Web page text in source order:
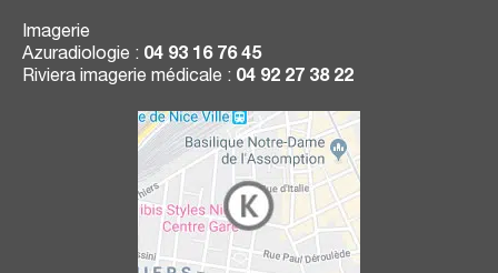
Imagerie
Azuradiologie : 04 93 16 76 45
Riviera imagerie médicale : 04 92 27 38 22